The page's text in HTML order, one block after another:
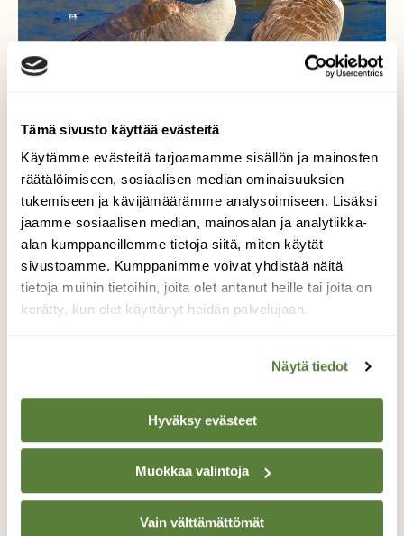
Tämä sivusto käyttää evästeitä
Käytämme evästeitä tarjoamamme sisällön ja mainosten
räätälöimiseen, sosiaalisen median ominaisuuksien
tukemiseen ja kävijämäärämme analysoimiseen. Lisäksi
jaamme sosiaalisen median, mainosalan ja analytiikka-
alan kumppaneillemme tietoja siitä, miten käytät
sivustoamme. Kumppanimme voivat yhdistää näitä
tietoja muihin tietoihin, joita olet antanut heille tai joita on
kerätty, kun olet käyttänyt heidän palvelujaan.
Näytä tiedot
Hyväksy evästeet
Muokkaa valintoja
Vain välttämättömät
Pesä haaveita
Kanadanhanhilla. Sama pariskunta, kuin
viime vuonnakin.
kansallispuisto Huhtikuu